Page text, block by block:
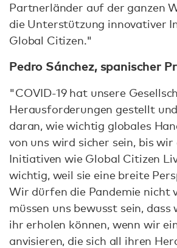
Partnerländer auf der ganzen
die Unterstützung innovativer
Global Citizen."
Pedro Sánchez, spanischer
"COVID-19 hat unsere
Herausforderungen gestellt
daran, wie wichtig globales
von uns wird sicher sein, bis wir
Initiativen wie Global Citizen
wichtig, weil sie eine breite
Wir dürfen die Pandemie nicht
müssen uns bewusst sein, dass
ihr erholen können, wenn wir
anvisieren, die sich all ihren